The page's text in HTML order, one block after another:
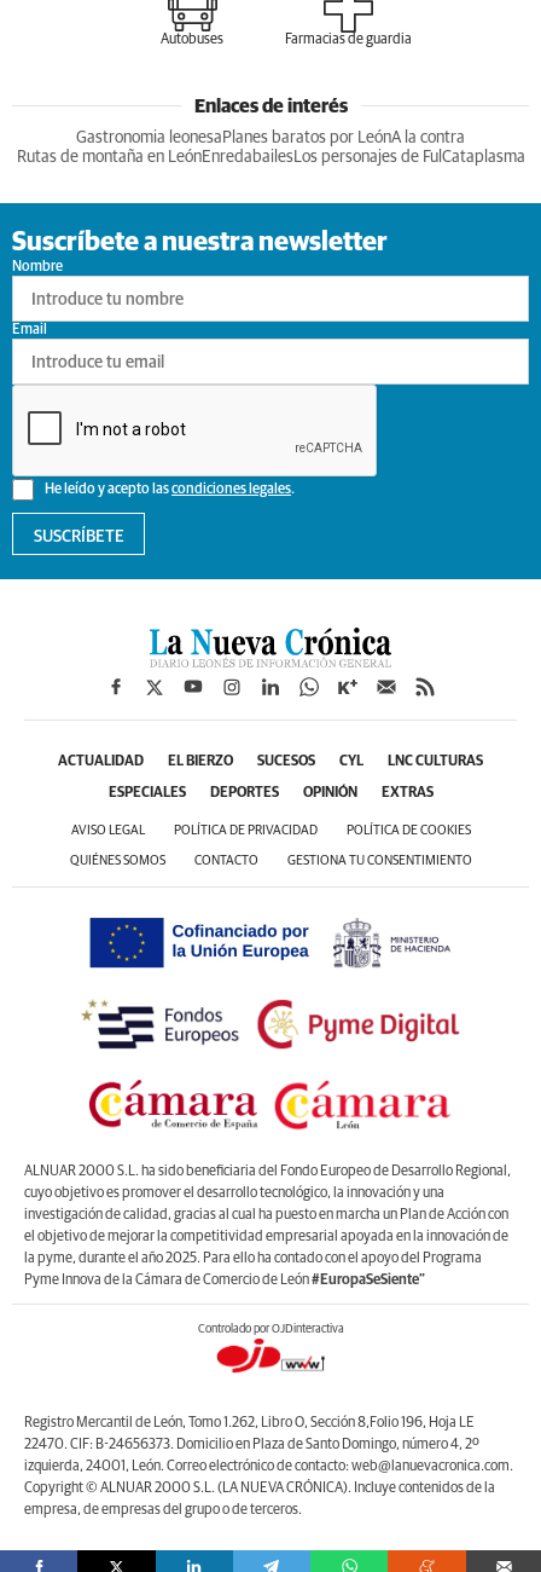
Autobuses Farmacias de guardia
Enlaces de interés
Gastronomia leonesa Planes baratos por LeónA la contra
Rutas de montaña en LeónEnredabailesLos personajes de Ful Cataplasma
Suscríbete a nuestra newsletter
Nombre
He leído y acepto lascondiciones legales.
Email
SUSCRÍBETE
ACTUALIDAD EL BIERZO SUCESOS CYL LNC CULTURAS
ESPECIALES DEPORTES OPINIÓN EXTRAS
AVISO LEGAL POLÍTICA DE PRIVACIDAD POLÍTICA DE COOKIES
QUIÉNES SOMOS CONTACTO GESTIONA TU CONSENTIMIENTO
ALNUAR 2000 S.L. ha sido beneficiaria del Fondo Europeo de Desarrollo Regional,
cuyo objetivo es promover el desarrollo tecnológico, la innovación y una
investigación de calidad, gracias al cual ha puesto en marcha un Plan de Acción con
el objetivo de mejorar la competitividad empresarial apoyada en la innovación de
la pyme, durante el año 2025. Para ello ha contado con el apoyo del Programa
Pyme Innova de la Cámara de Comercio de León#EuropaSeSiente”
Controlado por OJDinteractiva
Registro Mercantil de León, Tomo 1.262, Libro O, Sección 8,Folio 196, Hoja LE
22470. CIF: B-24656373. Domicilio en Plaza de Santo Domingo, número 4, 2º
izquierda, 24001, León. Correo electrónico de contacto: web@lanuevacronica.com.
Copyright © ALNUAR 2000 S.L. (LA NUEVA CRÓNICA). Incluye contenidos de la
empresa, de empresas del grupo o de terceros.